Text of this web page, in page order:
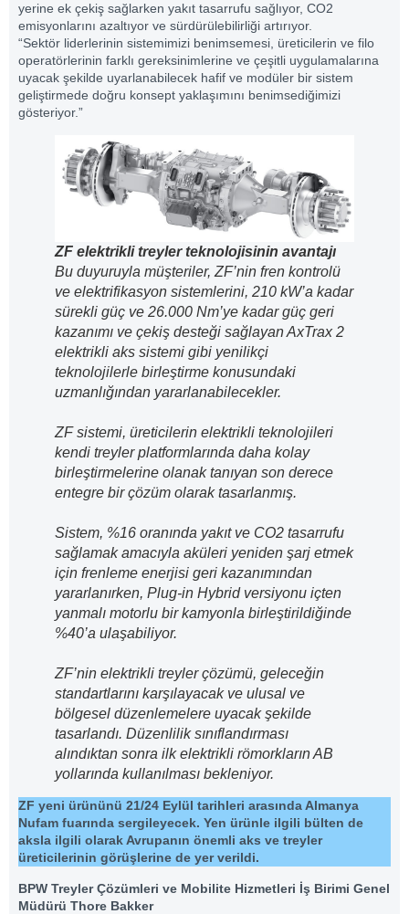
yerine ek çekiş sağlarken yakıt tasarrufu sağlıyor, CO2
emisyonlarını azaltıyor ve sürdürülebilirliği artırıyor.
“Sektör liderlerinin sistemimizi benimsemesi, üreticilerin ve filo
operatörlerinin farklı gereksinimlerine ve çeşitli uygulamalarına
uyacak şekilde uyarlanabilecek hafif ve modüler bir sistem
geliştirmede doğru konsept yaklaşımını benimsediğimizi
gösteriyor.”
ZF elektrikli treyler teknolojisinin avantajı
Bu duyuruyla müşteriler, ZF’nin fren kontrolü
ve elektrifikasyon sistemlerini, 210 kW’a kadar
sürekli güç ve 26.000 Nm’ye kadar güç geri
kazanımı ve çekiş desteği sağlayan AxTrax 2
elektrikli aks sistemi gibi yenilikçi
teknolojilerle birleştirme konusundaki
uzmanlığından yararlanabilecekler.
ZF sistemi, üreticilerin elektrikli teknolojileri
kendi treyler platformlarında daha kolay
birleştirmelerine olanak tanıyan son derece
entegre bir çözüm olarak tasarlanmış.
Sistem, %16 oranında yakıt ve CO2 tasarrufu
sağlamak amacıyla aküleri yeniden şarj etmek
için frenleme enerjisi geri kazanımından
yararlanırken, Plug-in Hybrid versiyonu içten
yanmalı motorlu bir kamyonla birleştirildiğinde
%40’a ulaşabiliyor.
ZF’nin elektrikli treyler çözümü, geleceğin
standartlarını karşılayacak ve ulusal ve
bölgesel düzenlemelere uyacak şekilde
tasarlandı. Düzenlilik sınıflandırması
alındıktan sonra ilk elektrikli römorkların AB
yollarında kullanılması bekleniyor.
ZF yeni ürününü 21/24 Eylül tarihleri arasında Almanya
Nufam fuarında sergileyecek. Yen ürünle ilgili bülten de
aksla ilgili olarak Avrupanın önemli aks ve treyler
üreticilerinin görüşlerine de yer verildi.
BPW Treyler Çözümleri ve Mobilite Hizmetleri İş Birimi Genel
Müdürü Thore Bakker